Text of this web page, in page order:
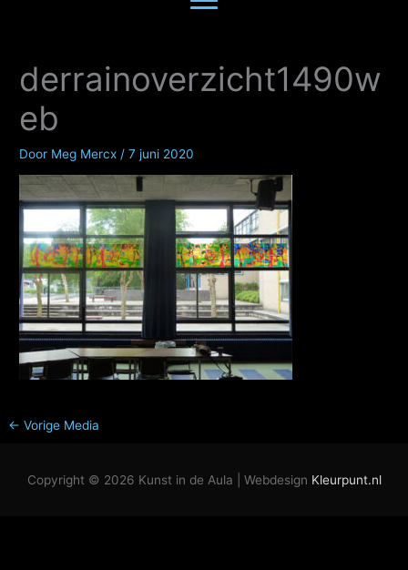
derrainoverzicht1490w
eb
Door Meg Mercx /7 juni 2020
← Vorige Media
Copyright © 2026 Kunst in de Aula | Webdesign Kleurpunt.nl